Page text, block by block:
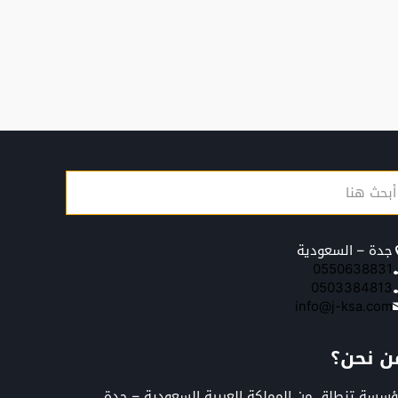
جدة – السعودية
0550638831
0503384813
info@j-ksa.com
نحن؟